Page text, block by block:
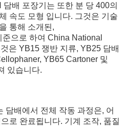
배 포장기는 또한 분 당 400의
속도 모형 입니다. 그것은 기술
통해 소개된,
으로 하여 China National
은 YB15 쟁반 지류, YB25 담배
YB65 Cartoner 및
있습니다.
담배에서 전체 작동 과정은, 어
로 완료됩니다. 기계 조작, 품질